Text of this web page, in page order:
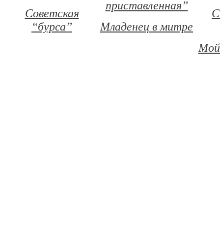
Советская
“бурса”
приставленная”
Младенец в митре
Мой